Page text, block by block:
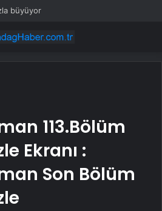
büyüyor
113.Bölüm
Ekranı :
Son Bölüm